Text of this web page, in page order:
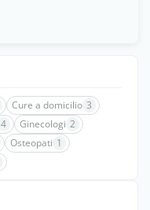
Cure a domicilio 3
4 Ginecologi 2
Osteopati 1